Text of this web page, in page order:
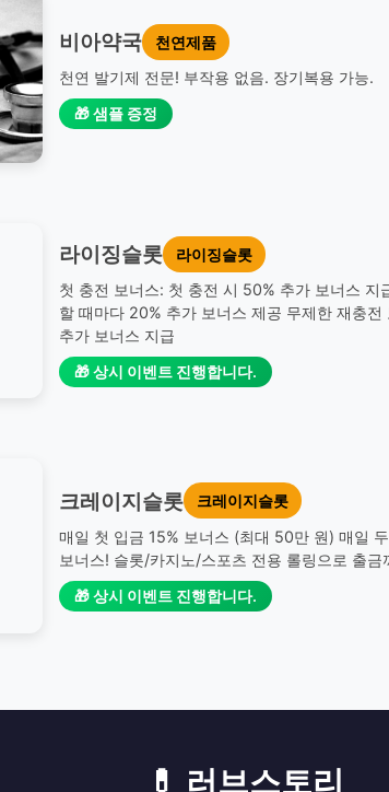
비아약국
천연제품
천연 발기제 전문! 부작용 없음. 장기복용 가능.
🎁 샘플 증정
라이징슬롯
라이징슬롯
첫 충전 보너스: 첫 충전 시 50% 추가 보너스 지
할 때마다 20% 추가 보너스 제공 무제한 재충전
추가 보너스 지급
🎁 상시 이벤트 진행합니다.
크레이지슬롯
크레이지슬롯
매일 첫 입금 15% 보너스 (최대 50만 원) 매일
보너스! 슬롯/카지노/스포츠 전용 롤링으로 출금
🎁 상시 이벤트 진행합니다.
💊 러브스토리